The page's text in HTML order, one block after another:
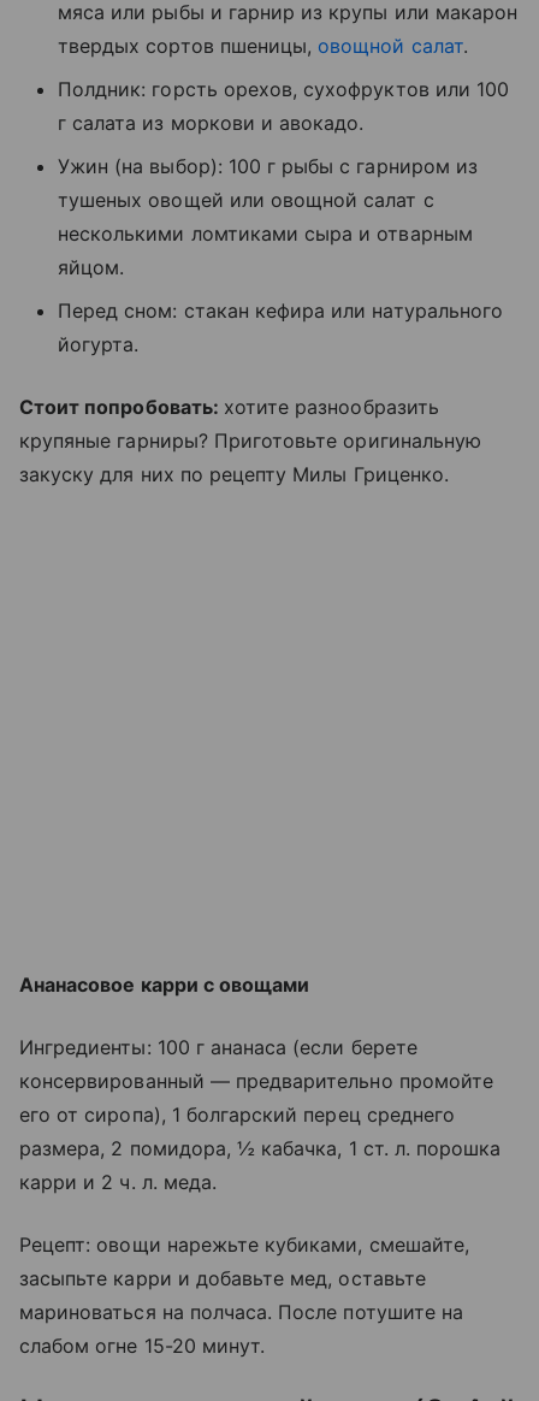
мяса или рыбы и гарнир из крупы или макарон
твердых сортов пшеницы, овощной салат.
Полдник: горсть орехов, сухофруктов или 100
г салата из моркови и авокадо.
Ужин (на выбор): 100 г рыбы с гарниром из
тушеных овощей или овощной салат с
несколькими ломтиками сыра и отварным
яйцом.
Перед сном: стакан кефира или натурального
йогурта.
Стоит попробовать: хотите разнообразить
крупяные гарниры? Приготовьте оригинальную
закуску для них по рецепту Милы Гриценко.
Ананасовое карри с овощами
Ингредиенты: 100 г ананаса (если берете
консервированный — предварительно промойте
его от сиропа), 1 болгарский перец среднего
размера, 2 помидора, ½ кабачка, 1 ст. л. порошка
карри и 2 ч. л. меда.
Рецепт: овощи нарежьте кубиками, смешайте,
засыпьте карри и добавьте мед, оставьте
мариноваться на полчаса. После потушите на
слабом огне 15-20 минут.